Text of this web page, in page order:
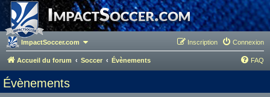
ImpactSoccer.com Connexion
Inscription
Accueil du forum Soccer Évènements FAQ
Évènements